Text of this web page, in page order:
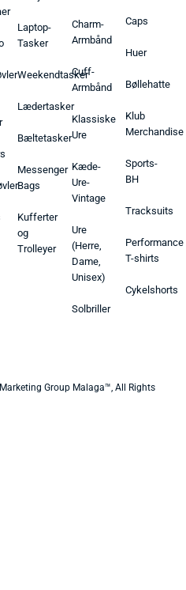
Laptop-
Tasker
Weekendtasker
Lædertasker
Bæltetasker
Messenger
Bags
Kufferter
og
Trolleyer
Charm-
Armbånd
Cuff-
Armbånd
Klassiske
Ure
Kæde-
Ure-
Vintage
Ure
(Herre,
Dame,
Unisex)
Solbriller
Caps
Huer
Bøllehatte
Klub
Merchandise
Sports-
BH
Tracksuits
Performance
T-shirts
Cykelshorts
Group Malaga™, All Rights